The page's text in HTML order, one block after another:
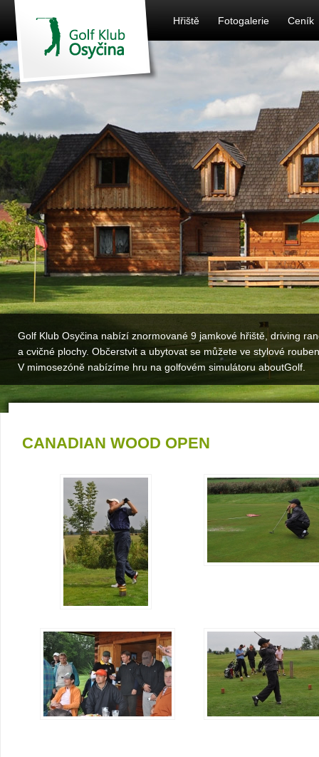
Hřiště Fotogalerie Ceník
Golf Klub Osyčina nabízí znormované 9 jamkové hřiště, driving
a cvičné plochy. Občerstvit a ubytovat se můžete ve stylové
V mimosezóně nabízíme hru na golfovém simulátoru aboutGolf.
CANADIAN WOOD OPEN